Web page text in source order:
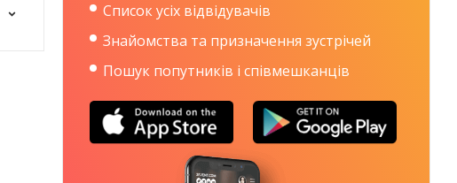
Список усіх відвідувачів
Знайомства та призначення зустрічей
Пошук попутників і співмешканців